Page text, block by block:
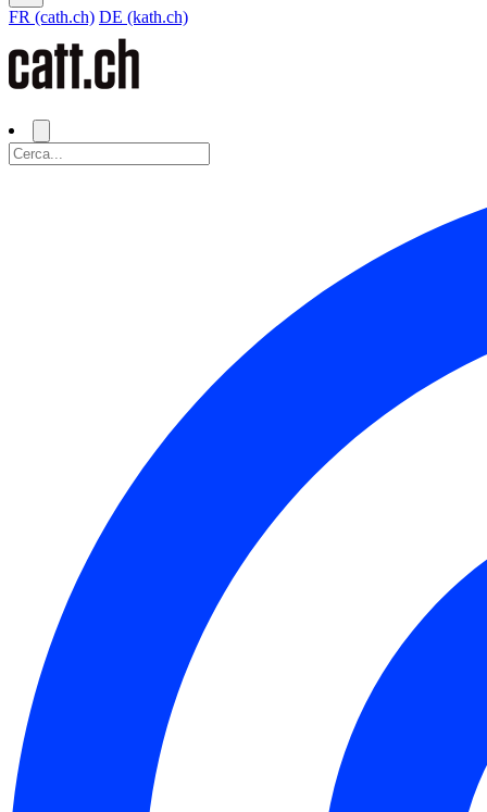
FR (cath.ch) DE (kath.ch)